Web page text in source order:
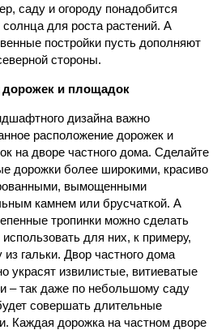
саду и огороду понадобится
для роста растений. А
постройки пусть дополняют
стороны.
дорожек и площадок
дизайна важно
расположение дорожек и
на дворе частного дома. Сделайте
дорожки более широкими, красиво
вымощенными
камнем или брусчаткой. А
тропинки можно сделать
для них, к примеру,
из гальки. Двор частного дома
украсят извилистые, витиеватые
– так даже по небольшому саду
совершать длительные
Каждая дорожка на частном дворе